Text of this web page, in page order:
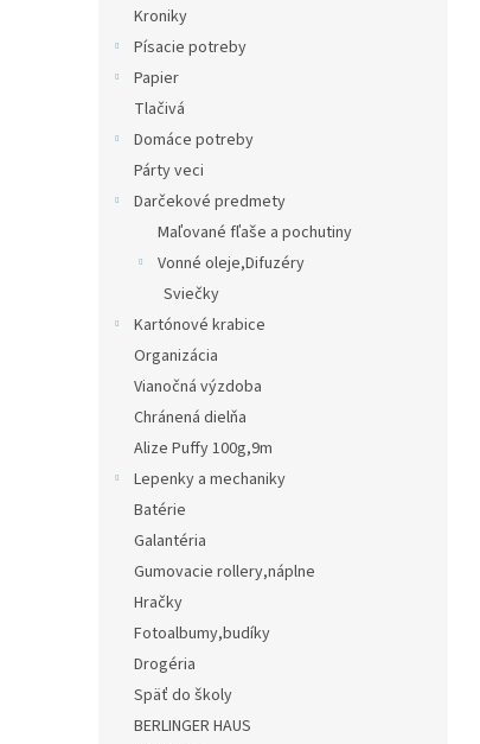
Kroniky
Písacie potreby
Papier
Tlačivá
Domáce potreby
Párty veci
Darčekové predmety
Maľované fľaše a pochutiny
Vonné oleje,Difuzéry
Sviečky
Kartónové krabice
Organizácia
Vianočná výzdoba
Chránená dielňa
Alize Puffy 100g,9m
Lepenky a mechaniky
Batérie
Galantéria
Gumovacie rollery,náplne
Hračky
Fotoalbumy,budíky
Drogéria
Späť do školy
BERLINGER HAUS